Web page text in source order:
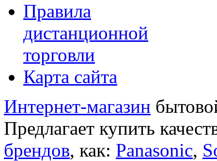
Правила
дистанционной
торговли
Карта сайта
Интернет-магазин
Предлагает купить
брендов, как: Panasonic,